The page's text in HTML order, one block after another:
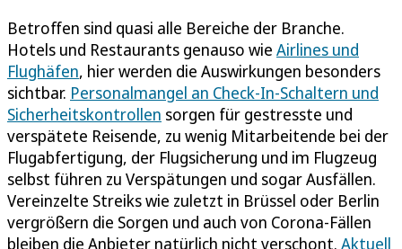
Betroffen sind quasi alle Bereiche der Branche.
Hotels und Restaurants genauso wie Airlines und
Flughäfen, hier werden die Auswirkungen besonders
sichtbar. Personalmangel an Check-In-Schaltern und
Sicherheitskontrollen sorgen für gestresste und
verspätete Reisende, zu wenig Mitarbeitende bei der
Flugabfertigung, der Flugsicherung und im Flugzeug
selbst führen zu Verspätungen und sogar Ausfällen.
Vereinzelte Streiks wie zuletzt in Brüssel oder Berlin
vergrößern die Sorgen und auch von Corona-Fällen
bleiben die Anbieter natürlich nicht verschont. Aktuell